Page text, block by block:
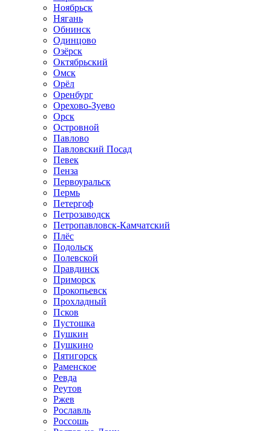
Ноябрьск
Нягань
Обнинск
Одинцово
Озёрск
Октябрьский
Омск
Орёл
Оренбург
Орехово-Зуево
Орск
Островной
Павлово
Павловский Посад
Певек
Пенза
Первоуральск
Пермь
Петергоф
Петрозаводск
Петропавловск-Камчатский
Плёс
Подольск
Полевской
Правдинск
Приморск
Прокопьевск
Прохладный
Псков
Пустошка
Пушкин
Пушкино
Пятигорск
Раменское
Ревда
Реутов
Ржев
Рославль
Россошь